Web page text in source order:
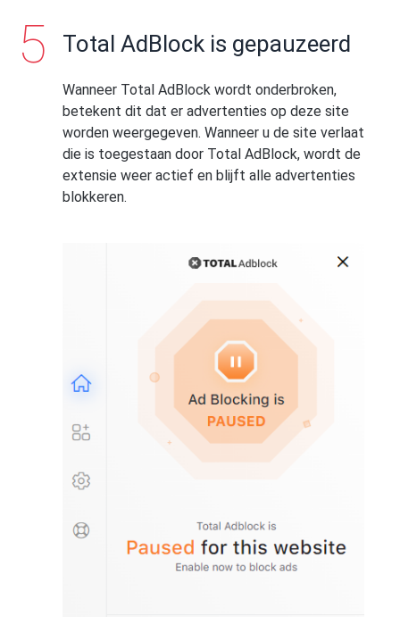
Total AdBlock is gepauzeerd
Wanneer Total AdBlock wordt onderbroken,
betekent dit dat er advertenties op deze site
worden weergegeven. Wanneer u de site verlaat
die is toegestaan door Total AdBlock, wordt de
extensie weer actief en blijft alle advertenties
blokkeren.